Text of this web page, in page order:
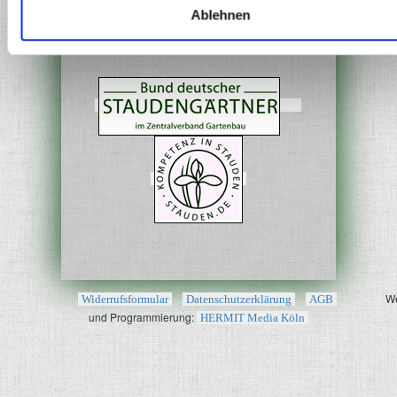
Ablehnen
Staudengemeinschaften, die
Widerrufsformular Datenschutzerklärung AGB
und Programmierung: HERMIT Media Köln